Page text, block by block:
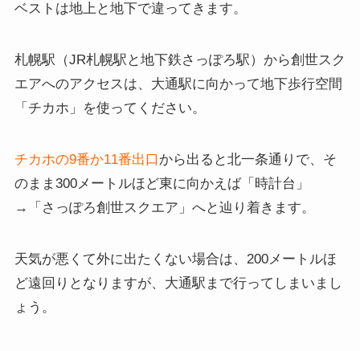
ベストは地上と地下で違ってきます。
札幌駅（JR札幌駅と地下鉄さっぽろ駅）から創世スク
エアへのアクセスは、大通駅に向かって地下歩行空間
「チカホ」を使ってください。
チカホの9番か11番出口 から出ると北一条通りで、そ
のまま300メートルほど東に向かえば「時計台」
→「さっぽろ創世スクエア」へと辿り着きます。
天気が悪くて外に出たくない場合は、200メートルほ
ど遠回りとなりますが、大通駅まで行ってしまいまし
ょう。